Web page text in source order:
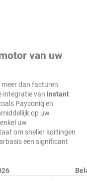
van uw
dan facturen
integratie van Instant
Payconiq en
op uw
uw
om sneller kortingen
een significant